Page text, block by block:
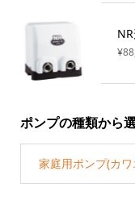
ポンプの種類から
家庭用ポンプ(カ